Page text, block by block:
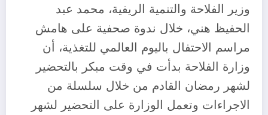
وزير الفلاحة والتنمية الريفية، محمد عبد
الحفيظ هني، خلال ندوة صحفية على هامش
مراسم الاحتفال باليوم العالمي للتغذية، أن
وزارة الفلاحة بدأت في وقت مبكر بالتحضير
لشهر رمضان القادم من خلال سلسلة من
الاجراءات وتعمل الوزارة على التحضير لشهر